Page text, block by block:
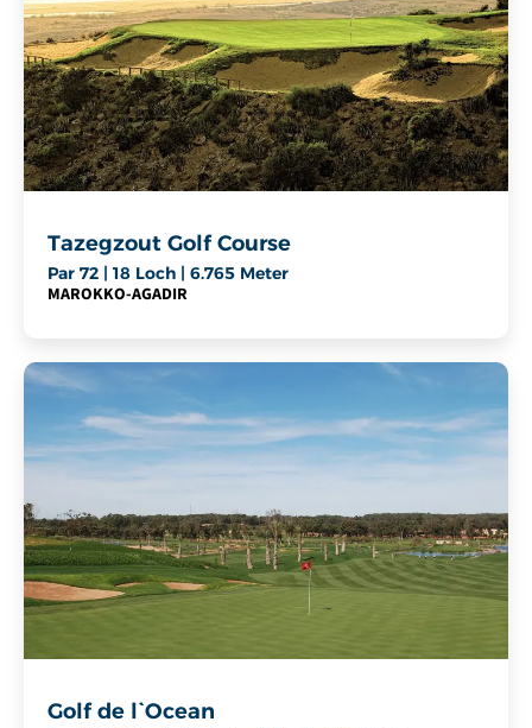
Tazegzout Golf Course
Par 72 | 18 Loch | 6.765 Meter
MAROKKO-AGADIR
Golf de l`Ocean